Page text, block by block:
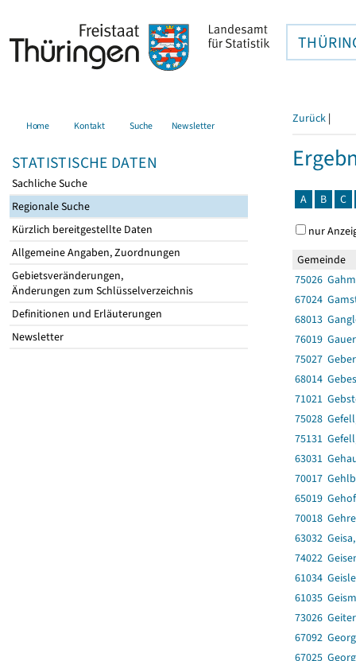
Home Kontakt Suche Newsletter
STATISTISCHE DATEN
Sachliche Suche
Regionale Suche
Kürzlich bereitgestellte Daten
Allgemeine Angaben, Zuordnungen
Gebietsveränderungen,
Änderungen zum Schlüsselverzeichnis
Definitionen und Erläuterungen
Newsletter
Zurück |
A B C
nur
Gemeinde
75026
67024
68013
76019
75027
68014
71021
75028
75131
63031
70017
65019
70018
63032
74022
61034
61035
73026
67092
67025